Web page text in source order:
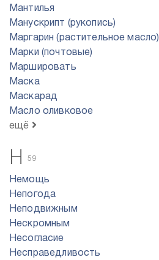
Мантилья
Манускрипт (рукопись)
Маргарин (растительное масло)
Марки (почтовые)
Маршировать
Маска
Маскарад
Масло оливковое
ещё
Н 59
Немощь
Непогода
Неподвижным
Нескромным
Несогласие
Несправедливость